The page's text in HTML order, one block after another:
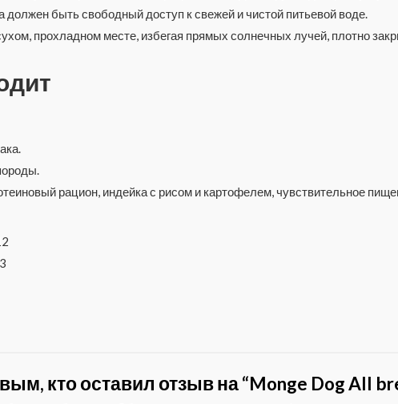
должен быть свободный доступ к свежей и чистой питьевой воде.
прохладном месте, избегая прямых солнечных лучей, плотно
рацион, индейка с рисом и картофелем, чувствительное
кто оставил отзыв на “Monge Dog All